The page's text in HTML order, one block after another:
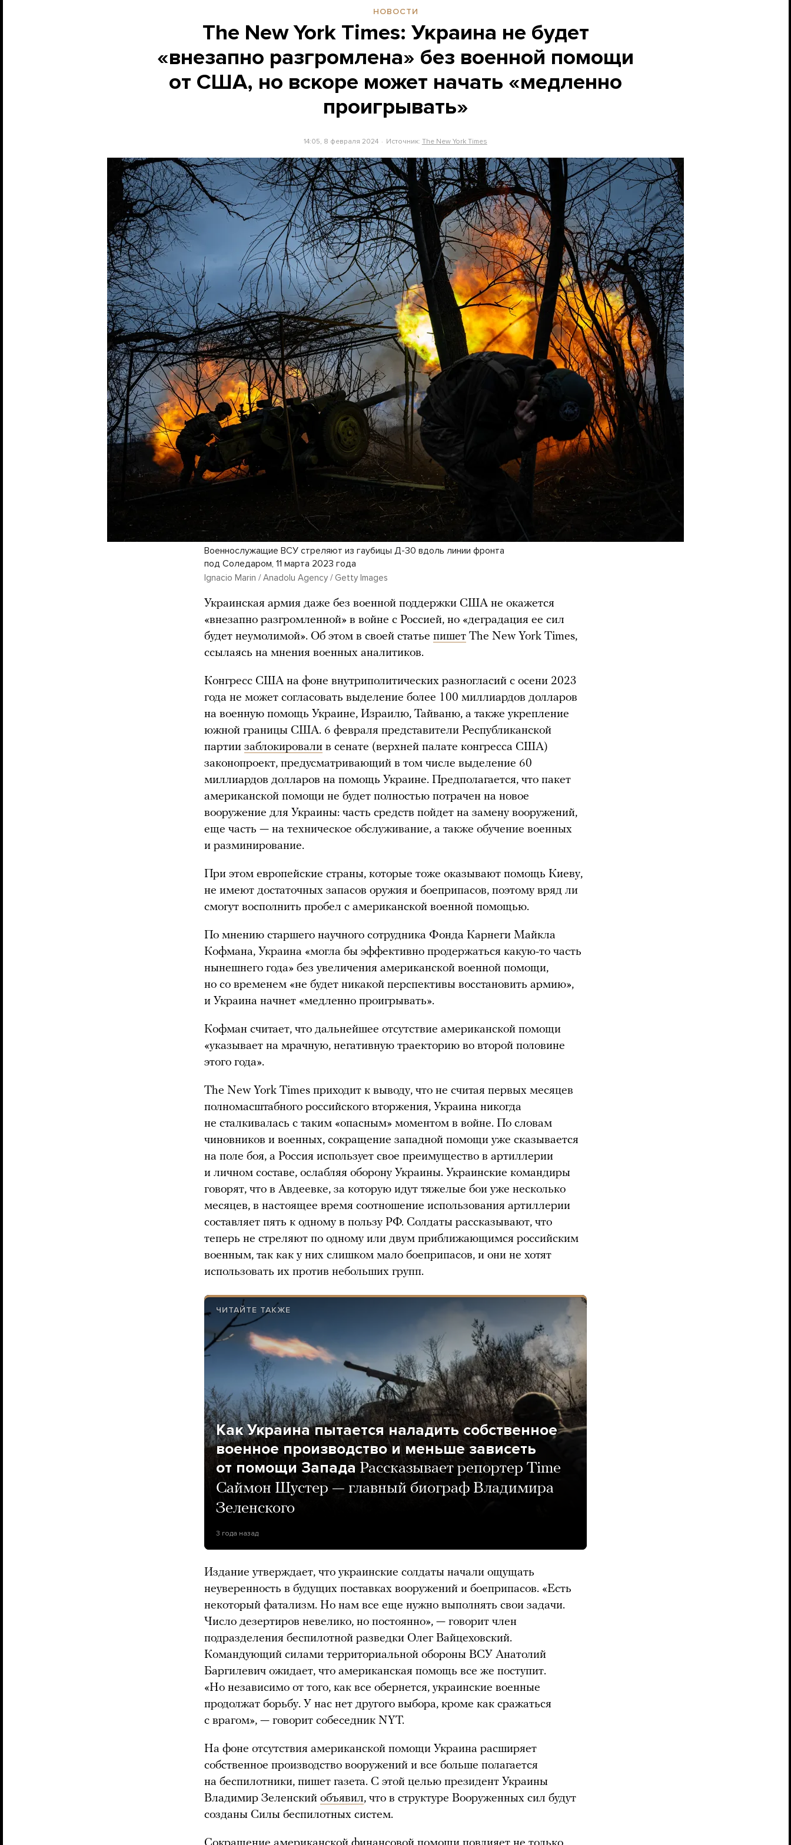
НОВОСТИ
The New York Times: Украина не будет
«внезапно разгромлена» без военной помощи
от США, но вскоре может начать «медленно
проигрывать»
14:05, 8 февраля 2024 Источник: The New York Times
Военнослужащие ВСУ стреляют из гаубицы Д-30 вдоль линии фронта
под Соледаром, 11 марта 2023 года
Ignacio Marin / Anadolu Agency / Getty Images
Украинская армия даже без военной поддержки США не окажется
«внезапно разгромленной» в войне с Россией, но «деградация ее сил
будет неумолимой». Об этом в своей статье пишет The New York Times,
ссылаясь на мнения военных аналитиков.
Конгресс США на фоне внутриполитических разногласий с осени 2023
года не может согласовать выделение более 100 миллиардов долларов
на военную помощь Украине, Израилю, Тайваню, а также укрепление
южной границы США. 6 февраля представители Республиканской
партии заблокировали в сенате (верхней палате конгресса США)
законопроект, предусматривающий в том числе выделение 60
миллиардов долларов на помощь Украине. Предполагается, что пакет
американской помощи не будет полностью потрачен на новое
вооружение для Украины: часть средств пойдет на замену вооружений,
еще часть — на техническое обслуживание, а также обучение военных
и разминирование.
При этом европейские страны, которые тоже оказывают помощь Киеву,
не имеют достаточных запасов оружия и боеприпасов, поэтому вряд ли
смогут восполнить пробел с американской военной помощью.
По мнению старшего научного сотрудника Фонда Карнеги Майкла
Кофмана, Украина «могла бы эффективно продержаться какую-то часть
нынешнего года» без увеличения американской военной помощи,
но со временем «не будет никакой перспективы восстановить армию»,
и Украина начнет «медленно проигрывать».
Кофман считает, что дальнейшее отсутствие американской помощи
«указывает на мрачную, негативную траекторию во второй половине
этого года».
The New York Times приходит к выводу, что не считая первых месяцев
полномасштабного российского вторжения, Украина никогда
не сталкивалась с таким «опасным» моментом в войне. По словам
чиновников и военных, сокращение западной помощи уже сказывается
на поле боя, а Россия использует свое преимущество в артиллерии
и личном составе, ослабляя оборону Украины. Украинские командиры
говорят, что в Авдеевке, за которую идут тяжелые бои уже несколько
месяцев, в настоящее время соотношение использования артиллерии
составляет пять к одному в пользу РФ. Солдаты рассказывают, что
теперь не стреляют по одному или двум приближающимся российским
военным, так как у них слишком мало боеприпасов, и они не хотят
использовать их против небольших групп.
ЧИТАЙТЕ ТАКЖЕ
Как Украина пытается наладить собственное
военное производство и меньше зависеть
от помощи Запада Рассказывает репортер Time
Саймон Шустер — главный биограф Владимира
Зеленского
3 года назад
Издание утверждает, что украинские солдаты начали ощущать
неуверенность в будущих поставках вооружений и боеприпасов. «Есть
некоторый фатализм. Но нам все еще нужно выполнять свои задачи.
Число дезертиров невелико, но постоянно», — говорит член
подразделения беспилотной разведки Олег Вайцеховский.
Командующий силами территориальной обороны ВСУ Анатолий
Баргилевич ожидает, что американская помощь все же поступит.
«Но независимо от того, как все обернется, украинские военные
продолжат борьбу. У нас нет другого выбора, кроме как сражаться
с врагом», — говорит собеседник NYT.
На фоне отсутствия американской помощи Украина расширяет
собственное производство вооружений и все больше полагается
на беспилотники, пишет газета. С этой целью президент Украины
Владимир Зеленский объявил, что в структуре Вооруженных сил будут
созданы Силы беспилотных систем.